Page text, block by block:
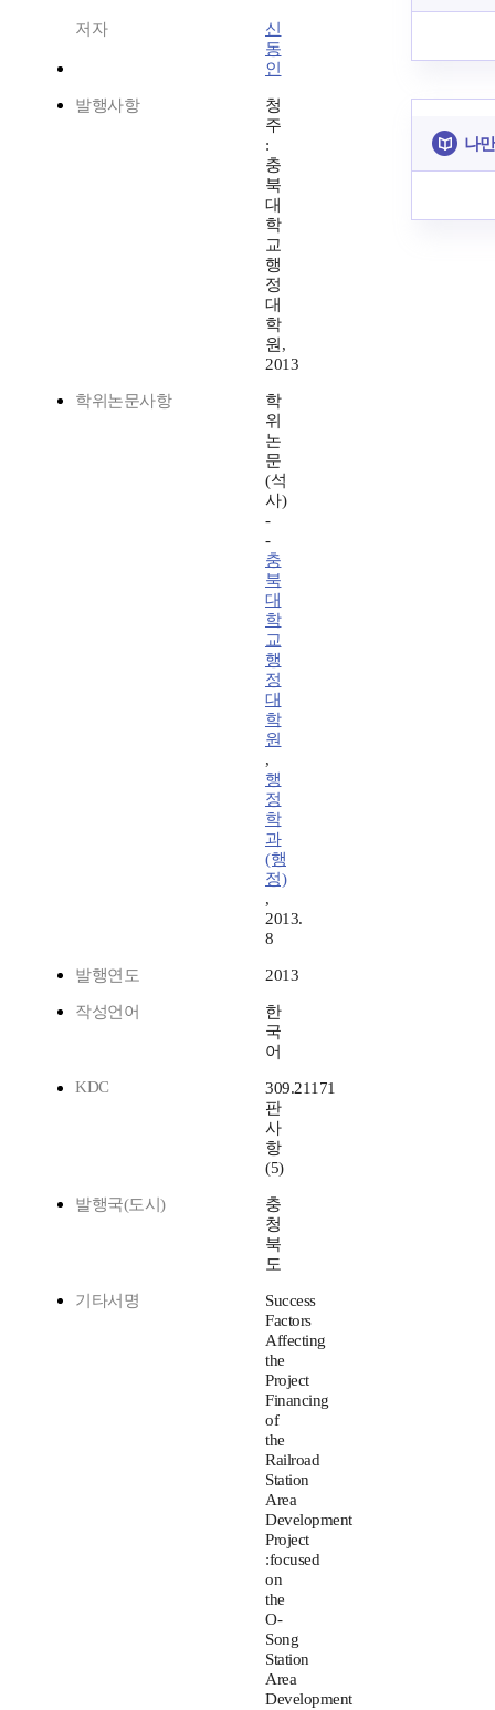
저자
신
동
인
발행사항
청
주
:
충
북
대
학
교
행
정
대
학
원,
2013
학위논문사항
학
위
논
문
(석
사)
-
-
충
북
대
학
교
행
정
대
학
원
,
행
정
학
과
(행
정)
,
2013.
8
발행연도 2013
작성언어
한
국
어
KDC
309.21171
판
사
항
(5)
발행국(도시)
충
청
북
도
기타서명
Success
Factors
Affecting
the
Project
Financing
of
the
Railroad
Station
Area
Development
Project
:focused
on
the
O-
Song
Station
Area
Development
나